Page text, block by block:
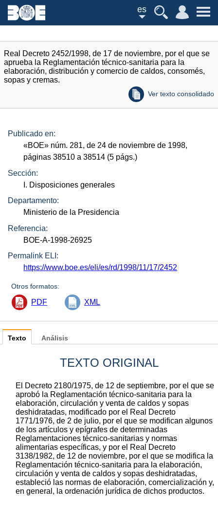
es
Real Decreto 2452/1998, de 17 de noviembre, por el que se
aprueba la Reglamentación técnico-sanitaria para la
elaboración, distribución y comercio de caldos, consomés,
sopas y cremas.
Ver texto consolidado
Publicado en:
«BOE» núm. 281, de 24 de noviembre de 1998,
páginas 38510 a 38514 (5 págs.)
Sección:
I. Disposiciones generales
Departamento:
Ministerio de la Presidencia
Referencia:
BOE-A-1998-26925
Permalink ELI:
https://www.boe.es/eli/es/rd/1998/11/17/2452
Otros formatos:
PDF XML
Texto
TEXTO ORIGINAL
El Decreto 2180/1975, de 12 de septiembre, por el que se
aprobó la Reglamentación técnico-sanitaria para la
elaboración, circulación y venta de caldos y sopas
deshidratadas, modificado por el Real Decreto
1771/1976, de 2 de julio, por el que se modifican algunos
de los artículos y epígrafes de determinadas
Reglamentaciones técnico-sanitarias y normas
alimentarias específicas, y por el Real Decreto
3138/1982, de 12 de noviembre, por el que se modifica la
Reglamentación técnico-sanitaria para la elaboración,
circulación y venta de caldos y sopas deshidratadas,
estableció las normas de elaboración, comercialización y,
en general, la ordenación jurídica de dichos productos.
Análisis